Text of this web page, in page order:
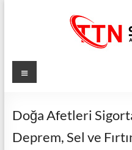
TTN
Acentesi
Güvenli
Menü
Doğa Afetleri
Deprem, Sel ve